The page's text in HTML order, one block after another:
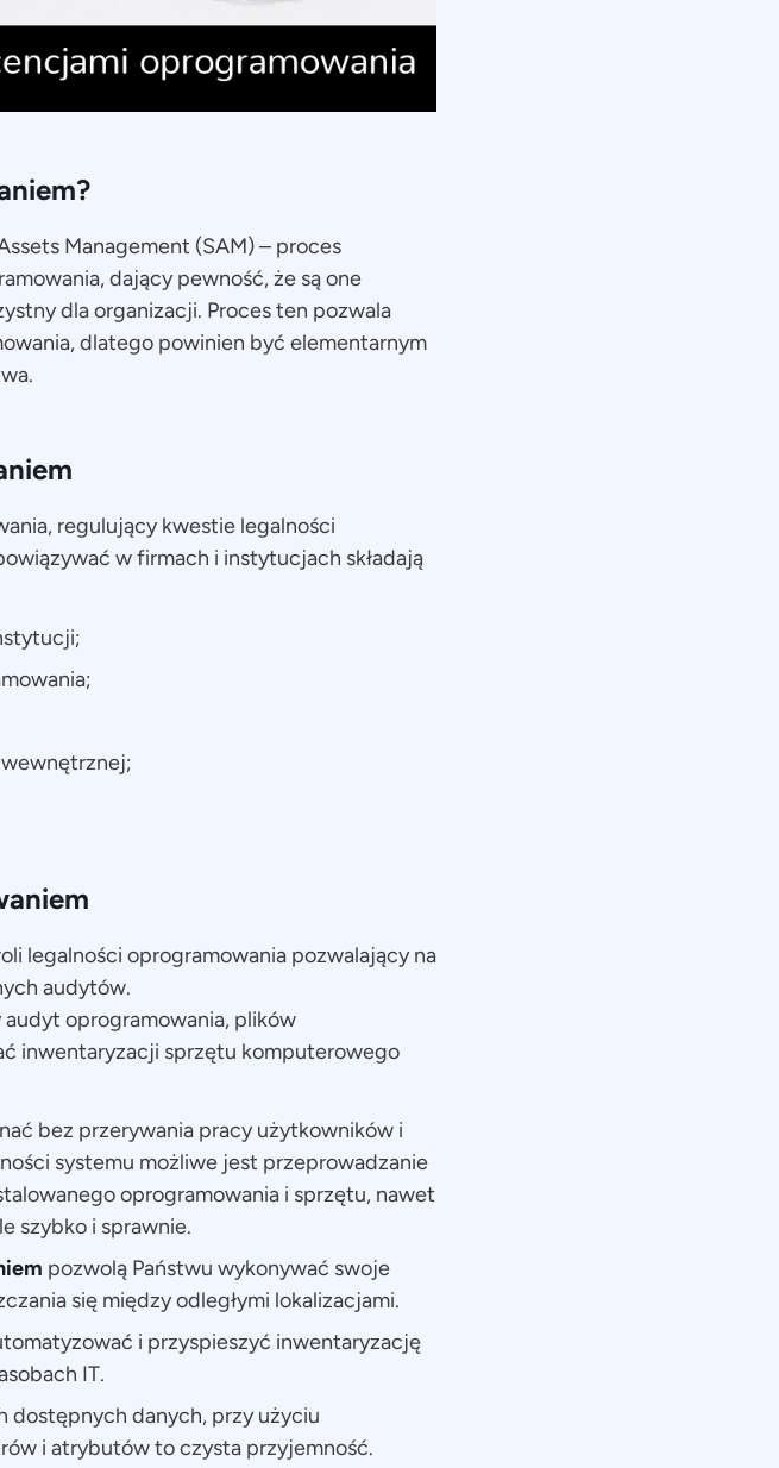
Management (SAM) – proces
dający pewność, że są one
dla organizacji. Proces ten pozwala
dlatego powinien być elementarnym
regulujący kwestie legalności
w firmach i instytucjach składają
legalności oprogramowania pozwalający na
audytów.
oprogramowania, plików
inwentaryzacji sprzętu komputerowego
bez przerywania pracy użytkowników i
systemu możliwe jest przeprowadzanie
oprogramowania i sprzętu, nawet
szybko i sprawnie.
pozwolą Państwu wykonywać swoje
się między odległymi lokalizacjami.
i przyspieszyć inwentaryzację
IT.
dostępnych danych, przy użyciu
i atrybutów to czysta przyjemność.